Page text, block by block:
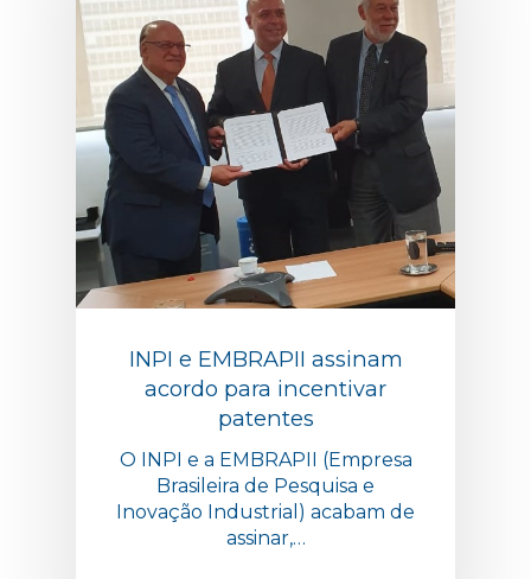
INPI e EMBRAPII assinam
acordo para incentivar
patentes
O INPI e a EMBRAPII (Empresa
Brasileira de Pesquisa e
Inovação Industrial) acabam de
assinar,…